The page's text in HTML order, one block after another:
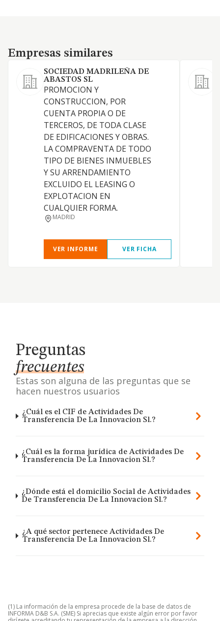
Empresas similares
Empresas similares
SOCIEDAD MADRILEÑA DE
ABASTOS SL
PROMOCION Y
CONSTRUCCION, POR
CUENTA PROPIA O DE
TERCEROS, DE TODA CLASE
DE EDIFICACIONES Y OBRAS.
LA COMPRAVENTA DE TODO
TIPO DE BIENES INMUEBLES
Y SU ARRENDAMIENTO
EXCLUIDO EL LEASING O
EXPLOTACION EN
CUALQUIER FORMA.
MADRID
VER INFORME VER FICHA
Preguntas
frecuentes
Estas son alguna de las preguntas que se
hacen nuestros usuarios
¿Cuál es el CIF de Actividades De
Transferencia De La Innovacion Sl.?
¿Cuál es la forma jurídica de Actividades De
Transferencia De La Innovacion Sl.?
¿Dónde está el domicilio Social de Actividades
De Transferencia De La Innovacion Sl.?
¿A qué sector pertenece Actividades De
Transferencia De La Innovacion Sl.?
(1) La información de la empresa procede de la base de datos de
INFORMA D&B S.A. (SME) Si aprecias que existe algún error por favor